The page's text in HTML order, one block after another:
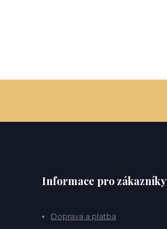
Informace pro zákazníky
Doprava a platba